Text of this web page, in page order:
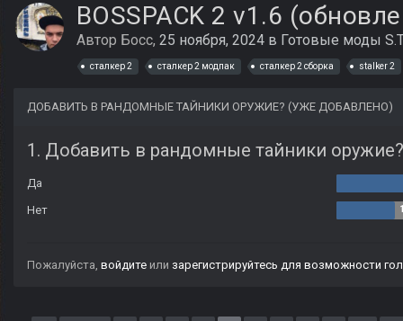
BOSSPACK 2 v1.6
Автор Босс, 25 ноября, 2024 в Готовые моды
сталкер 2 сталкер 2 модпак сталкер 2 сборка stalker 2
ДОБАВИТЬ В РАНДОМНЫЕ ТАЙНИКИ ОРУЖИЕ? (УЖЕ ДОБАВЛЕНО)
1. Добавить в рандомные тайники оружие?
Да
Нет
Пожалуйста, войдите или зарегистрируйтесь для возможности